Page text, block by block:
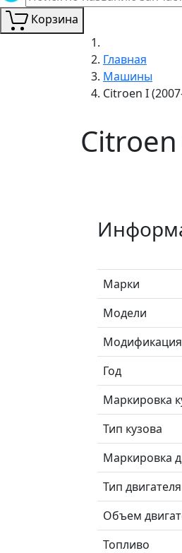
Корзина
Главная
Машины
Citroen I
Марки
Модели
Модификация
Год
Маркировка
Тип кузова
Маркировка
Тип двигателя
Объем
Топливо